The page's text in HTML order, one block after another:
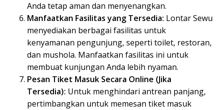
Anda tetap aman dan menyenangkan.
Manfaatkan Fasilitas yang Tersedia: Lontar Sewu
menyediakan berbagai fasilitas untuk
kenyamanan pengunjung, seperti toilet, restoran,
dan mushola. Manfaatkan fasilitas ini untuk
membuat kunjungan Anda lebih nyaman.
Pesan Tiket Masuk Secara Online (Jika
Tersedia): Untuk menghindari antrean panjang,
pertimbangkan untuk memesan tiket masuk